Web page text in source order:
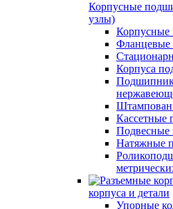
Корпусные
узлы)
Корпуса
Кассетные
Подвесные
Натяжные
корпуса и детали
Упорные